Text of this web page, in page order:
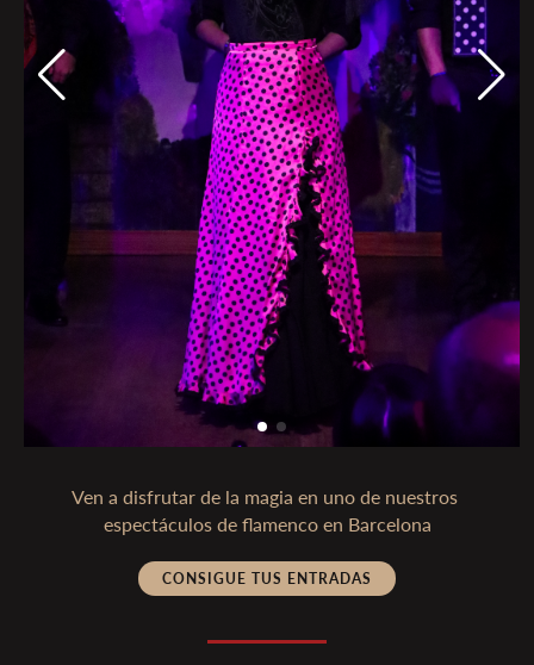
Ven a disfrutar de la magia en uno de nuestros
espectáculos de flamenco en Barcelona
CONSIGUE TUS ENTRADAS